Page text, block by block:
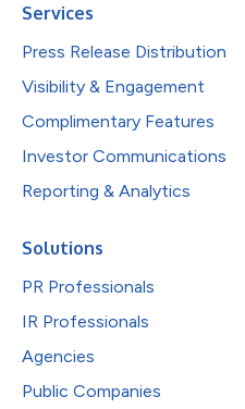
Services
Press Release Distribution
Visibility & Engagement
Complimentary Features
Investor Communications
Reporting & Analytics
Solutions
PR Professionals
IR Professionals
Agencies
Public Companies